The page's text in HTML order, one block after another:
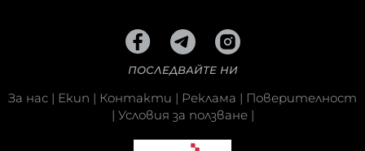
ПОСЛЕДВАЙТЕ НИ
За нас | Екип | Контакти | Реклама | Поверителност
| Условия за ползване|